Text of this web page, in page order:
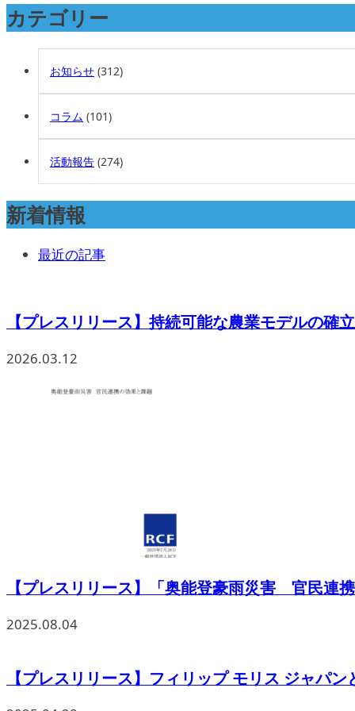
カテゴリー
お知らせ (312)
コラム (101)
活動報告 (274)
新着情報
最近の記事
【プレスリリース】持続可能な農業モデルの確
2026.03.12
【プレスリリース】「奥能登豪雨災害 官民連
2025.08.04
【プレスリリース】フィリップ モリス ジャパン